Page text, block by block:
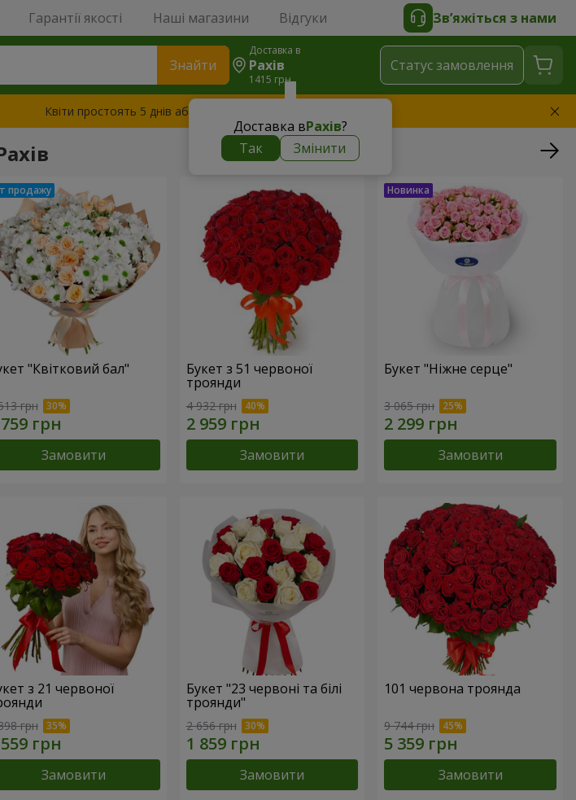
Гарантії якості Наші магазини Відгуки Зв’яжіться з нами
Знайти
Доставка в
Рахів
1415 грн
Доставка вРахів?
Так
Змінити
Статус замовлення
Квіти простоять 5 днів або замінимо букет
"Квітковий бал"
грн
Замовити
Букет з 51 червоної
троянди
4 932 грн
Замовити
Букет "Ніжне серце"
3 065 грн
Замовити
з 21 червоної
грн
Замовити
Букет "23 червоні та білі
троянди"
2 656 грн
Замовити
101 червона троянда
9 744 грн
Замовити